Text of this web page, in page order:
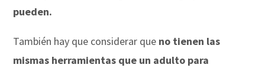
pueden.
También hay que considerar que no tienen las
mismas herramientas que un adulto para